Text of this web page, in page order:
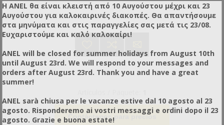
Contáctenos para precios
Η ANEL θα είναι κλειστή από 10 Αυγούστου μέχρι και 23
Αυγούστου για καλοκαιρινές διακοπές. Θα απαντήσουμε
στα μηνύματα και στις παραγγελίες σας μετά τις 23/08.
Ευχαριστούμε και καλό καλοκαίρι!
ANEL will be closed for summer holidays from August 10th
until August 23rd. We will respond to your messages and
orders after August 23rd. Thank you and have a great
summer!
ANEL sarà chiusa per le vacanze estive dal 10 agosto al 23
agosto. Risponderemo ai vostri messaggi e ordini dopo il 23
agosto. Grazie e buona estate!